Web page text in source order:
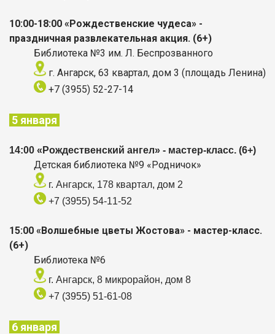
10:00-18:00 «Рождественские чудеса» -
праздничная развлекательная акция. (6+)
Библиотека №3 им. Л. Беспрозванного
г. Ангарск, 63 квартал, дом 3 (площадь Ленина)
+7 (3955) 52-27-14
5 января
14:00 «Рождественский ангел» - мастер-класс. (6+)
Детская библиотека №9 «Родничок»
г. Ангарск, 178 квартал, дом 2
+7 (3955) 54-11-52
15:00 «Волшебные цветы Жостова» - мастер-класс.
(6+)
Библиотека №6
г. Ангарск, 8 микрорайон, дом 8
+7 (3955) 51-61-08
6 января